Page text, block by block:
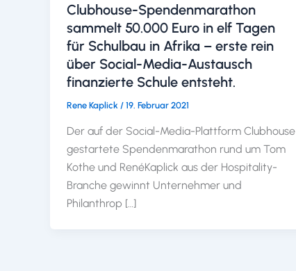
Clubhouse-Spendenmarathon
sammelt 50.000 Euro in elf Tagen
für Schulbau in Afrika – erste rein
über Social-Media-Austausch
finanzierte Schule entsteht.
Rene Kaplick / 19. Februar 2021
Der auf der Social-Media-Plattform Clubhouse
gestartete Spendenmarathon rund um Tom
Kothe und RenéKaplick aus der Hospitality-
Branche gewinnt Unternehmer und
Philanthrop […]